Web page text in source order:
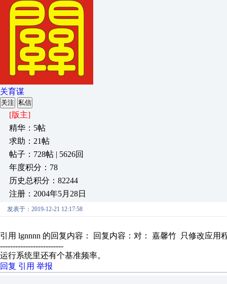
关育谋
关注 私信
[版主]
精华：5帖
求助：21帖
帖子：728帖 | 5626回
年度积分：78
历史总积分：82244
注册：2004年5月28日
发表于：2019-12-21 12:17:58
引用 lgnnnn 的回复内容： 回复内容：对： 嘉馨竹 只修改应用
-------------------------
运行系统里还有个基准频率。
回复 引用 举报